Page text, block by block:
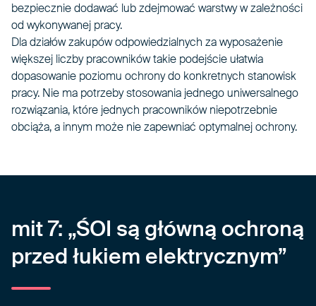
bezpiecznie dodawać lub zdejmować warstwy w zależności
od wykonywanej pracy.
Dla działów zakupów odpowiedzialnych za wyposażenie
większej liczby pracowników takie podejście ułatwia
dopasowanie poziomu ochrony do konkretnych stanowisk
pracy. Nie ma potrzeby stosowania jednego uniwersalnego
rozwiązania, które jednych pracowników niepotrzebnie
obciąża, a innym może nie zapewniać optymalnej ochrony.
mit 7: „ŚOI są główną ochroną
przed łukiem elektrycznym”